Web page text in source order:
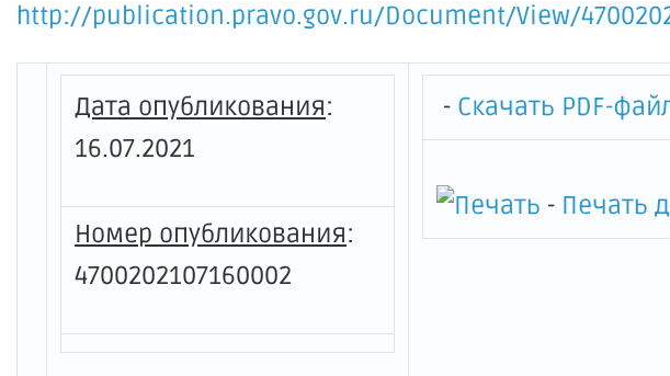
http://publication.pravo.gov.ru/Document/View/
Дата опубликования:
16.07.2021
Номер опубликования:
4700202107160002
- Скачать PDF-
- Печать